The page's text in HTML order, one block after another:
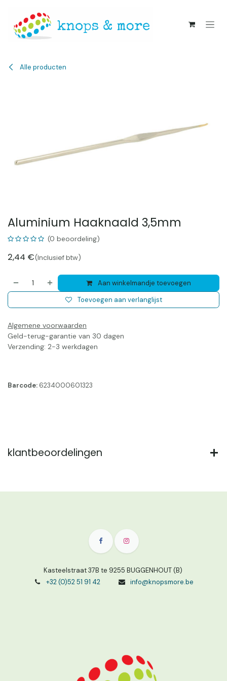
Alle producten
Aluminium Haaknaald 3,5mm
(0 beoordeling)
2,44 €(Inclusief btw)
Aan winkelmandje toevoegen
Toevoegen aan verlanglijst
Algemene voorwaarden
Geld-terug-garantie van 30 dagen
Verzending: 2-3 werkdagen
Barcode: 6234000601323
klantbeoordelingen
Kasteelstraat 37B te 9255 BUGGENHOUT (B)
+32 (0)52 51 91 42
info@knopsmore.be